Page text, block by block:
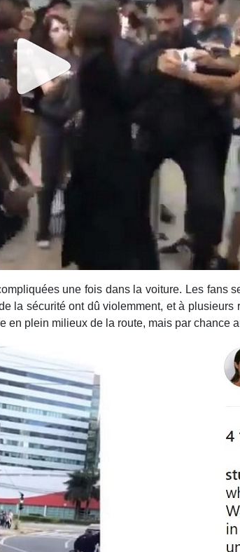
une fois dans la voiture. Les fans
la sécurité ont dû violemment, et à
en plein milieux de la route, mais par chance